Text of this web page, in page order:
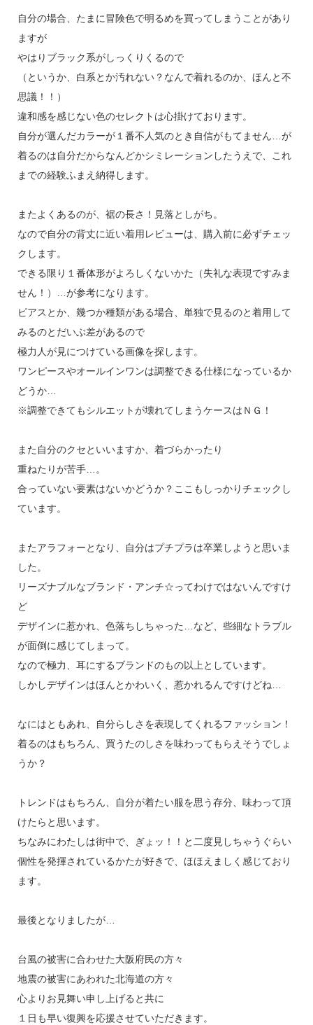
自分の場合、たまに冒険色で明るめを買ってしまうことがあり
ますが
やはりブラック系がしっくりくるので
（というか、白系とか汚れない？なんで着れるのか、ほんと不
思議！！）
違和感を感じない色のセレクトは心掛けております。
自分が選んだカラーが１番不人気のとき自信がもてません…が
着るのは自分だからなんどかシミレーションしたうえで、これ
までの経験ふまえ納得します。
またよくあるのが、裾の長さ！見落としがち。
なので自分の背丈に近い着用レビューは、購入前に必ずチェッ
クします。
できる限り１番体形がよろしくないかた（失礼な表現ですみま
せん！）…が参考になります。
ピアスとか、幾つか種類がある場合、単独で見るのと着用して
みるのとだいぶ差があるので
極力人が見につけている画像を探します。
ワンピースやオールインワンは調整できる仕様になっているか
どうか…
※調整できてもシルエットが壊れてしまうケースはＮＧ！
また自分のクセといいますか、着づらかったり
重ねたりが苦手…。
合っていない要素はないかどうか？ここもしっかりチェックし
ています。
またアラフォーとなり、自分はプチプラは卒業しようと思いま
した。
リーズナブルなブランド・アンチ☆ってわけではないんですけ
ど
デザインに惹かれ、色落ちしちゃった…など、些細なトラブル
が面倒に感じてしまって。
なので極力、耳にするブランドのもの以上としています。
しかしデザインはほんとかわいく、惹かれるんですけどね…
なにはともあれ、自分らしさを表現してくれるファッション！
着るのはもちろん、買うたのしさを味わってもらえそうでしょ
うか？
トレンドはもちろん、自分が着たい服を思う存分、味わって頂
けたらと思います。
ちなみにわたしは街中で、ぎょッ！！と二度見しちゃうぐらい
個性を発揮されているかたが好きで、ほほえましく感じており
ます。
最後となりましたが…
台風の被害に合わせた大阪府民の方々
地震の被害にあわれた北海道の方々
心よりお見舞い申し上げると共に
１日も早い復興を応援させていただきます。